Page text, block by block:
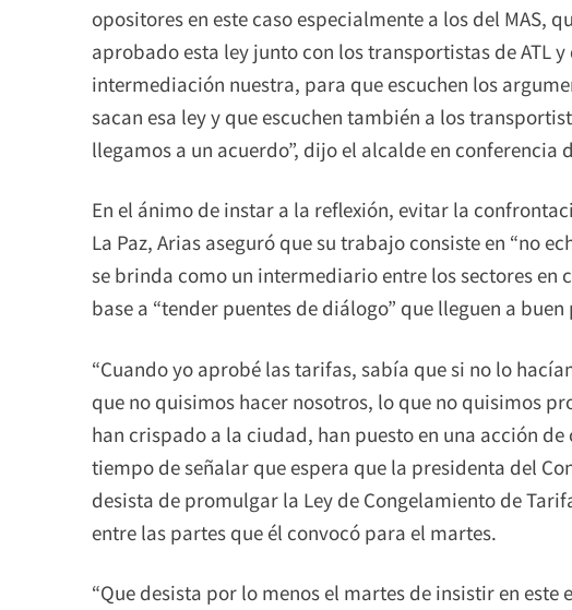
opositores en este caso especialmente a los del MAS,
aprobado esta ley junto con los transportistas de ATL
intermediación nuestra, para que escuchen los
sacan esa ley y que escuchen también a los
llegamos a un acuerdo”, dijo el alcalde en conferencia
En el ánimo de instar a la reflexión, evitar la
La Paz, Arias aseguró que su trabajo consiste en “no
se brinda como un intermediario entre los sectores en
base a “tender puentes de diálogo” que lleguen a
“Cuando yo aprobé las tarifas, sabía que si no lo
que no quisimos hacer nosotros, lo que no quisimos
han crispado a la ciudad, han puesto en una acción
tiempo de señalar que espera que la presidenta del
desista de promulgar la Ley de Congelamiento de
entre las partes que él convocó para el martes.
“Que desista por lo menos el martes de insistir en